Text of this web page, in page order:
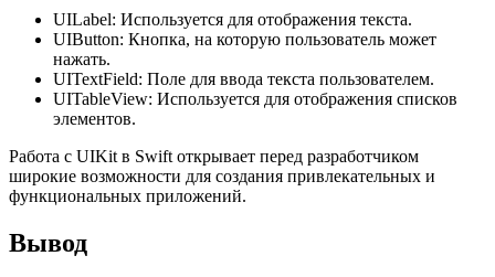
UILabel: Используется для отображения текста.
UIButton: Кнопка, на которую пользователь может
нажать.
UITextField: Поле для ввода текста пользователем.
UITableView: Используется для отображения списков
элементов.
Работа с UIKit в Swift открывает перед разработчиком
широкие возможности для создания привлекательных и
функциональных приложений.
Вывод